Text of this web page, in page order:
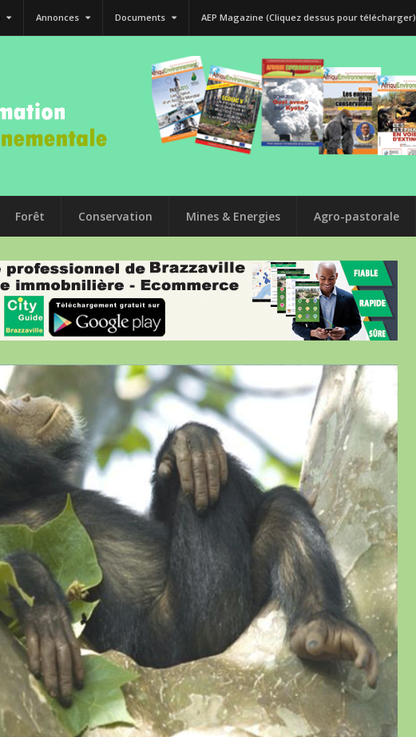
Annonces Documents AEP Magazine (Cliquez dessus pour télécharger)
Forêt Conservation Mines & Energies Agro-pastorale